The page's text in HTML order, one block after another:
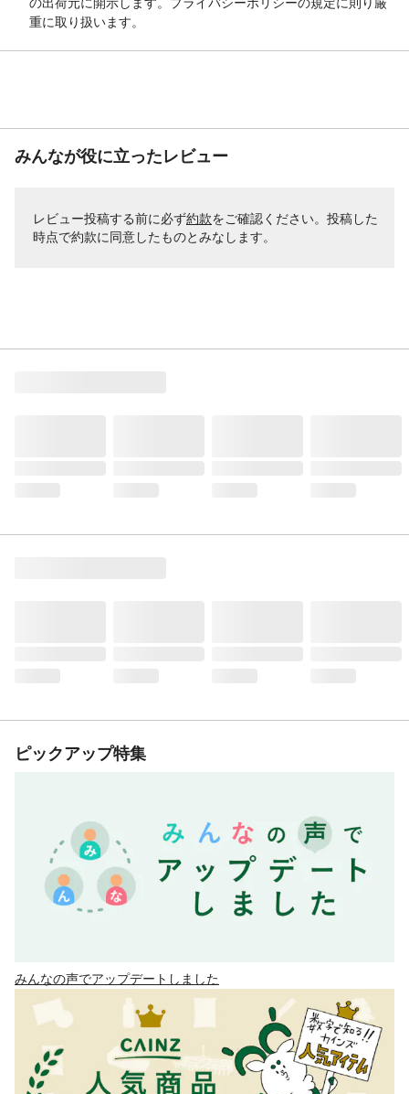
重に取り扱います。
みんなが役に立ったレビュー
レビュー投稿する前に必ず約款をご確認ください。投稿した
時点で約款に同意したものとみなします。
ピックアップ特集
みんなの声でアップデートしました